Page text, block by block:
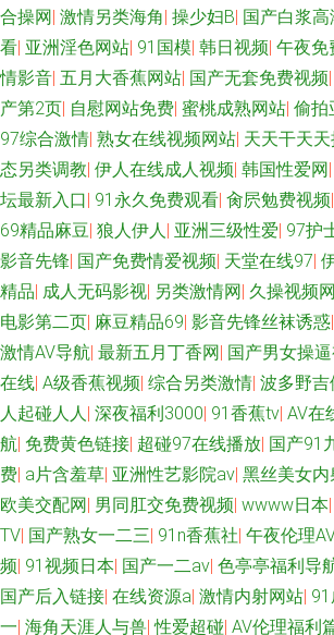
合操网| 激情另类海角| 操少妇B| 国产白浆高
看| 亚洲淫色网站| 91国模| 韩日视频| 午夜免
情影音| 五月大香蕉网站| 国产无套免费视频|
产第2页| 自慰网站免费| 蜜桃成熟网站| 偷拍
97综合激情| 熟女在线视频网站| 天天干天天
态另类调教| 伊人在线成人视频| 韩国性爱网|
坛最新入口| 91永久免费观看| 肏屄勉费视频|
69精品麻豆| 狼人伊人| 亚洲三级性爱| 97护
影音先锋| 国产免费情爱视频| 天堂在线97|
精品| 成人无码影视| 另类激情网| 久操视频网
电影第二页| 麻豆精品69| 影音先锋丝袜诱惑|
激情AV导航| 最新五月丁香网| 国产男女操
在线| A级香蕉视频| 综合另类激情| 波多野吉
人起碰人人| 深夜福利3000| 91香蕉tv| AV在
航| 免费黄色链接| 超碰97在线播放| 国产91
费| a片含羞草| 亚洲性艺影院av| 黑丝美女内
欧美交配网| 男同肛交免费视频| wwww日本|
TV| 国产熟女一二三| 91n香蕉社| 午夜伦理
频| 91视频日本| 国产一二av| 色亭亭福利导
国产后入链接| 在线资源a| 激情内射网站|
一| 海角天涯人与兽|性爱超碰| AV伦理福利